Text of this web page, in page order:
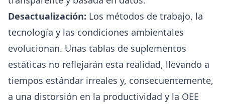
Desactualización: Los métodos de trabajo, la
tecnología y las condiciones ambientales
evolucionan. Unas tablas de suplementos
estáticas no reflejarán esta realidad, llevando a
tiempos estándar irreales y, consecuentemente,
a una distorsión en la productividad y la OEE